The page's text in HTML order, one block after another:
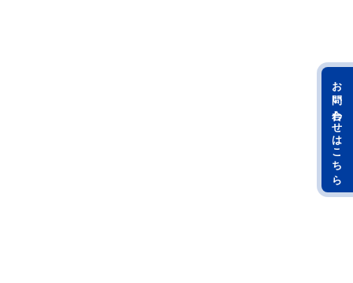
お問い合わせはこちら